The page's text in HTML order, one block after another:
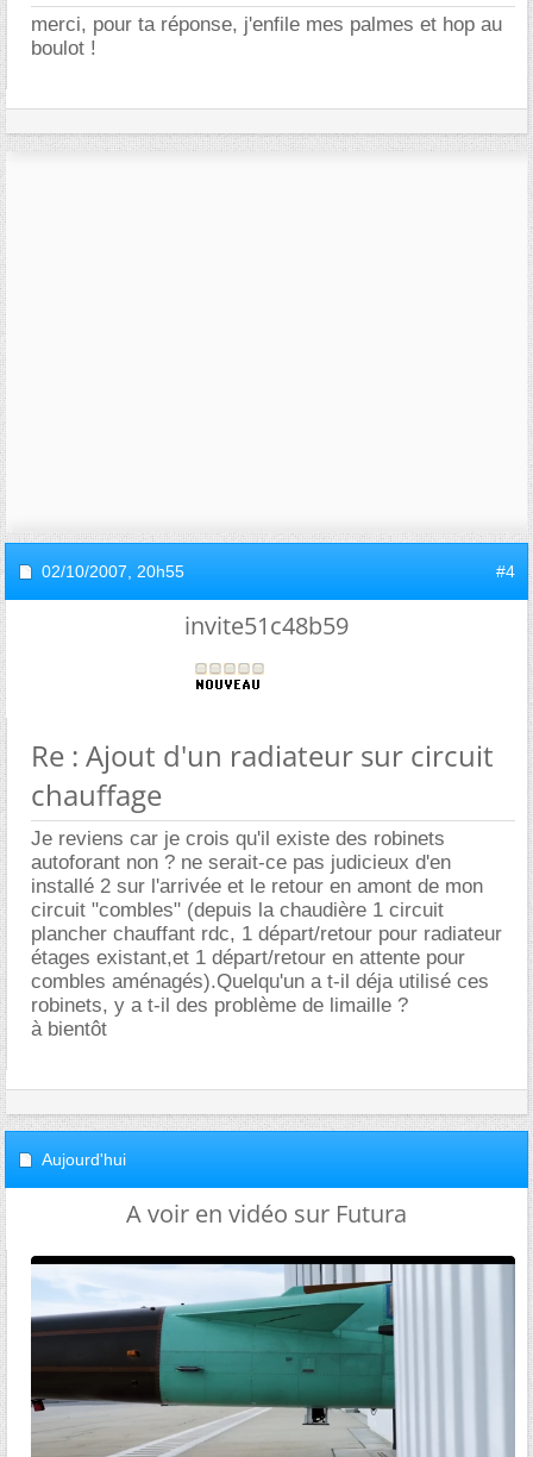
merci, pour ta réponse, j'enfile mes palmes et hop au
boulot !
02/10/2007, 20h55 #4
invite51c48b59
Re : Ajout d'un radiateur sur circuit
chauffage
Je reviens car je crois qu'il existe des robinets
autoforant non ? ne serait-ce pas judicieux d'en
installé 2 sur l'arrivée et le retour en amont de mon
circuit "combles" (depuis la chaudière 1 circuit
plancher chauffant rdc, 1 départ/retour pour radiateur
étages existant,et 1 départ/retour en attente pour
combles aménagés).Quelqu'un a t-il déja utilisé ces
robinets, y a t-il des problème de limaille ?
à bientôt
Aujourd'hui
A voir en vidéo sur Futura